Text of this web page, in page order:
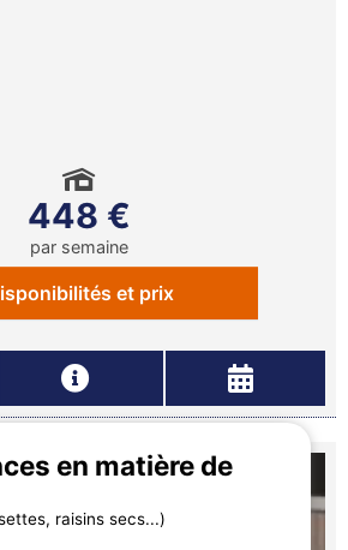
448 €
par semaine
et prix
en matière de
raisins secs...)